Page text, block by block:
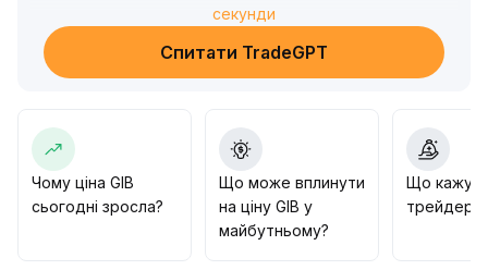
70), а потім при ефективному пробитті з об’ємом —
нарощувати позицію.
стопу — нижче $2
95), щоб уникнути ризиків фальшивого пробиття та
зміни настроїв на ринку.
Головний акцент — на гнучкому коригуванні
портфелю та підвищенні ефективності
секунди
Спитати TradeGPT
Чому ціна GIB
сьогодні зросла?
Що може вплинути
на ціну GIB у
майбутньому?
Що
трейдери